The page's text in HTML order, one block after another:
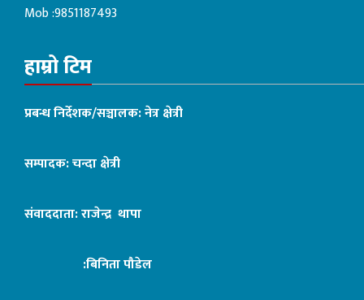
Mob :9851187493
हाम्रो टिम
प्रबन्ध निर्देशक/सञ्चालक: नेत्र क्षेत्री
सम्पादक: चन्दा क्षेत्री
संवाददाता: राजेन्द्र थापा
:बिनिता पौडेल